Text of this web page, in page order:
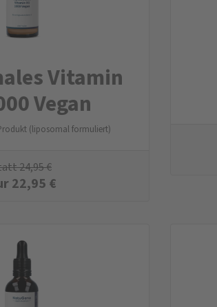
Vitamin
Vegan
(liposomal formuliert)
24,95€
22,95 €